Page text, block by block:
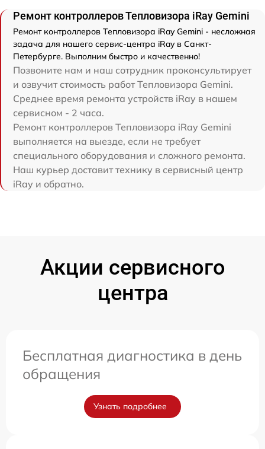
Ремонт контроллеров Тепловизора iRay Gemini
Ремонт контроллеров Тепловизора iRay Gemini - несложная
задача для нашего сервис-центра iRay в Санкт-
Петербурге. Выполним быстро и качественно!
Позвоните нам и наш сотрудник проконсультирует
и озвучит стоимость работ Тепловизора Gemini.
Среднее время ремонта устройств iRay в нашем
сервисном - 2 часа.
Ремонт контроллеров Тепловизора iRay Gemini
выполняется на выезде, если не требует
специального оборудования и сложного ремонта.
Наш курьер доставит технику в сервисный центр
iRay и обратно.
Акции сервисного
центра
Бесплатная диагностика в день
обращения
Узнать подробнее